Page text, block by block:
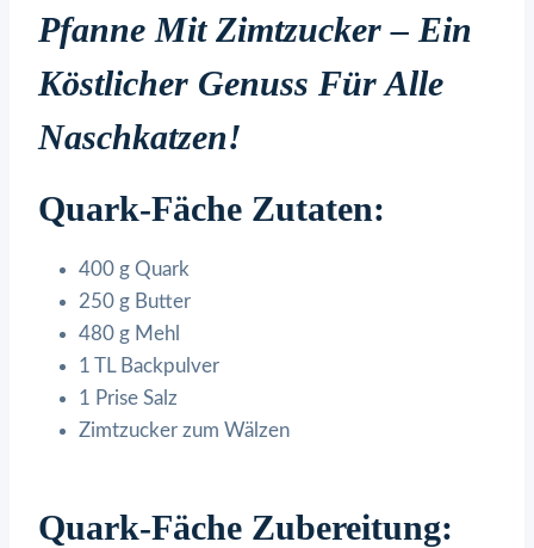
Pfanne Mit Zimtzucker – Ein
Köstlicher Genuss Für Alle
Naschkatzen!
Quark-Fäche Zutaten:
400 g Quark
250 g Butter
480 g Mehl
1 TL Backpulver
1 Prise Salz
Zimtzucker zum Wälzen
Quark-Fäche Zubereitung: